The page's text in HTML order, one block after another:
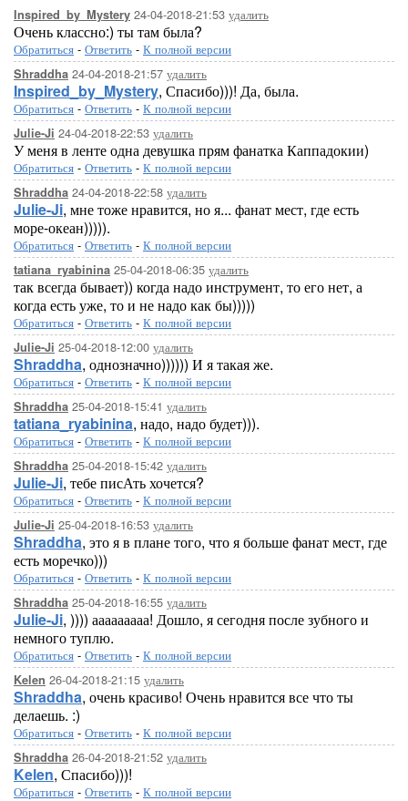
Inspired_by_Mystery 24-04-2018-21:53 удалить
Очень классно:) ты там была?
Обратиться - Ответить - К полной версии
Shraddha 24-04-2018-21:57 удалить
Inspired_by_Mystery, Спасибо)))! Да, была.
Обратиться - Ответить - К полной версии
Julie-Ji 24-04-2018-22:53 удалить
У меня в ленте одна девушка прям фанатка Каппадокии)
Обратиться - Ответить - К полной версии
Shraddha 24-04-2018-22:58 удалить
Julie-Ji, мне тоже нравится, но я... фанат мест, где есть
море-океан))))).
Обратиться - Ответить - К полной версии
tatiana_ryabinina 25-04-2018-06:35 удалить
так всегда бывает)) когда надо инструмент, то его нет, а
когда есть уже, то и не надо как бы)))))
Обратиться - Ответить - К полной версии
Julie-Ji 25-04-2018-12:00 удалить
Shraddha, однозначно)))))) И я такая же.
Обратиться - Ответить - К полной версии
Shraddha 25-04-2018-15:41 удалить
tatiana_ryabinina, надо, надо будет))).
Обратиться - Ответить - К полной версии
Shraddha 25-04-2018-15:42 удалить
Julie-Ji, тебе писАть хочется?
Обратиться - Ответить - К полной версии
Julie-Ji 25-04-2018-16:53 удалить
Shraddha, это я в плане того, что я больше фанат мест, где
есть моречко)))
Обратиться - Ответить - К полной версии
Shraddha 25-04-2018-16:55 удалить
Julie-Ji, )))) ааааааааа! Дошло, я сегодня после зубного и
немного туплю.
Обратиться - Ответить - К полной версии
Kelen 26-04-2018-21:15 удалить
Shraddha, очень красиво! Очень нравится все что ты
делаешь. :)
Обратиться - Ответить - К полной версии
Shraddha 26-04-2018-21:52 удалить
Kelen, Спасибо)))!
Обратиться - Ответить - К полной версии